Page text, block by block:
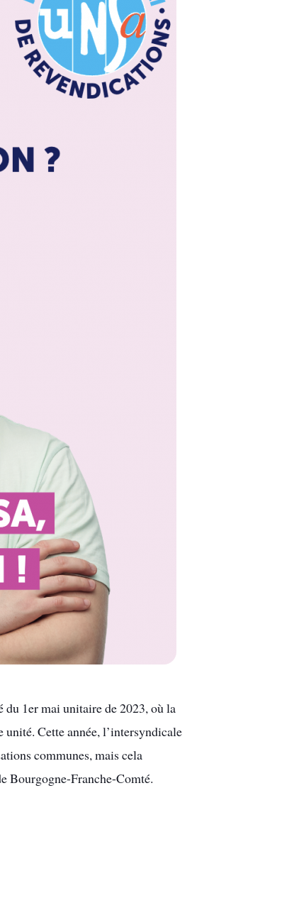
du 1er mai unitaire de 2023, où la
Cette année, l’intersyndicale
communes, mais cela
Bourgogne-Franche-Comté.